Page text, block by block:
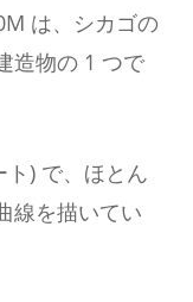
は、シカゴの
造物の 1 つで
) で、ほとん
線を描いてい